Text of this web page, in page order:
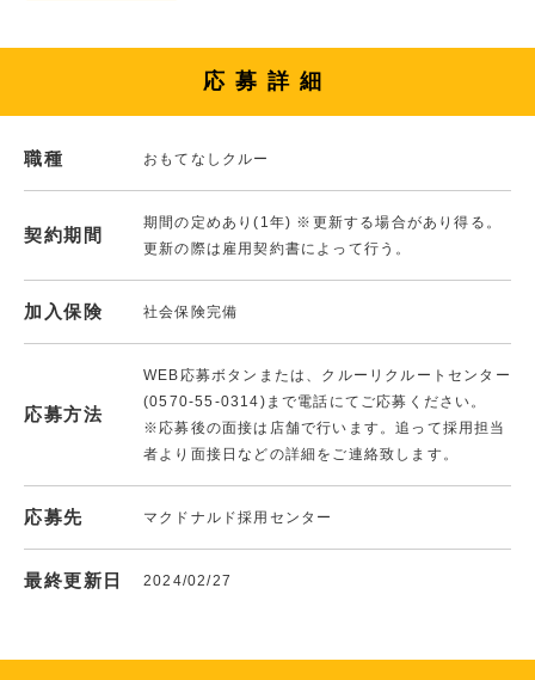
応募詳細
職種 おもてなしクルー
契約期間
期間の定めあり(1年) ※更新する場合があり得る。
更新の際は雇用契約書によって行う。
加入保険 社会保険完備
応募方法
WEB応募ボタンまたは、クルーリクルートセンター
(0570-55-0314)まで電話にてご応募ください。
※応募後の面接は店舗で行います。追って採用担当
者より面接日などの詳細をご連絡致します。
応募先 マクドナルド採用センター
最終更新日 2024/02/27